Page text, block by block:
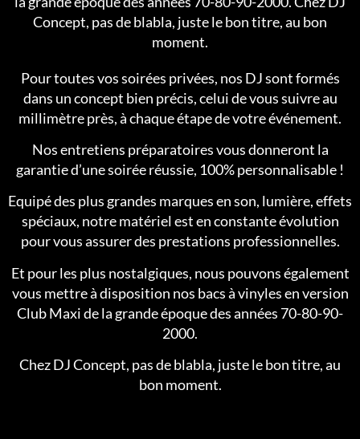
Concept, pas de blabla, juste le bon titre, au bon
moment.
Pour toutes vos soirées privées, nos DJ sont formés
dans un concept bien précis, celui de vous suivre au
millimètre près, à chaque étape de votre événement.
Nos entretiens préparatoires vous donneront la
garantie d’une soirée réussie, 100% personnalisable !
Equipé des plus grandes marques en son, lumière, effets
spéciaux, notre matériel est en constante évolution
pour vous assurer des prestations professionnelles.
Et pour les plus nostalgiques, nous pouvons également
vous mettre à disposition nos bacs à vinyles en version
Club Maxi de la grande époque des années 70-80-90-
2000.
Chez DJ Concept, pas de blabla, juste le bon titre, au
bon moment.